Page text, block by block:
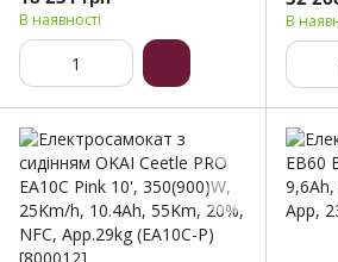
25km\h, 20%, NFC, App,
15kg (ES10-W)
В наявності
21kg
В